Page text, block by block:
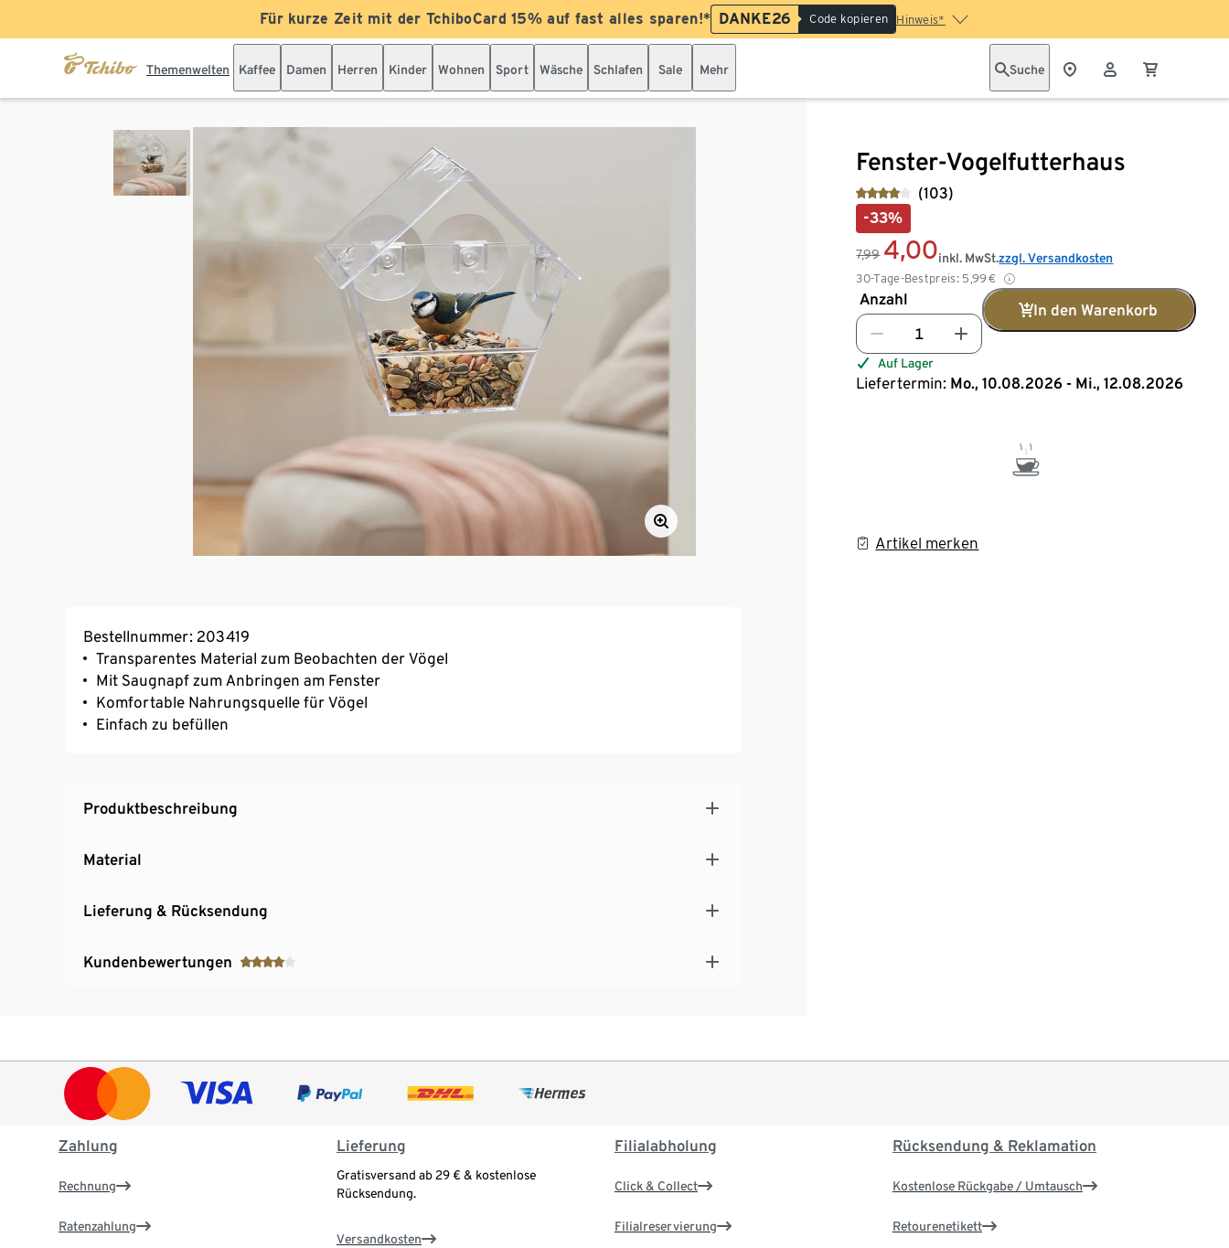
Für kurze Zeit mit der TchiboCard 15% auf fast alles sparen!* DANKE26 Code kopieren Hinweis*
Themenwelten Kaffee Damen Herren Kinder Wohnen Sport Wäsche Schlafen Sale Mehr Suche
Fenster-Vogelfutterhaus
(103)
-33%
7,99 4,00
30-Tage-Bestpreis: 5,99€
inkl. MwSt.zzgl. Versandkosten
Anzahl
In den Warenkorb
Auf Lager
Liefertermin: Mo., 10.08.2026 - Mi., 12.08.2026
Artikel merken
Bestellnummer: 203419
Transparentes Material zum Beobachten der Vögel
Mit Saugnapf zum Anbringen am Fenster
Komfortable Nahrungsquelle für Vögel
Einfach zu befüllen
Produktbeschreibung
Material
Lieferung & Rücksendung
Kundenbewertungen
Zahlung
Rechnung
Ratenzahlung
Lieferung
Gratisversand ab 29 € & kostenlose
Rücksendung.
Versandkosten
Filialabholung
Click & Collect
Filialreservierung
Rücksendung & Reklamation
Kostenlose Rückgabe / Umtausch
Retourenetikett